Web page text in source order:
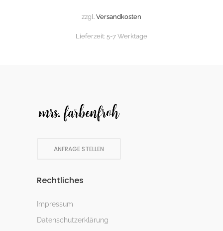
zzgl. Versandkosten
Lieferzeit: 5-7 Werktage
ANFRAGE STELLEN
Rechtliches
Impressum
Datenschutzerklärung